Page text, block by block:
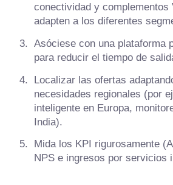
conectividad y complementos
adapten a los diferentes
Asóciese con una plataforma
para reducir el tiempo de
Localizar las ofertas
necesidades regionales (por
inteligente en Europa,
India).
Mida los KPI rigurosamente
NPS e ingresos por servicios